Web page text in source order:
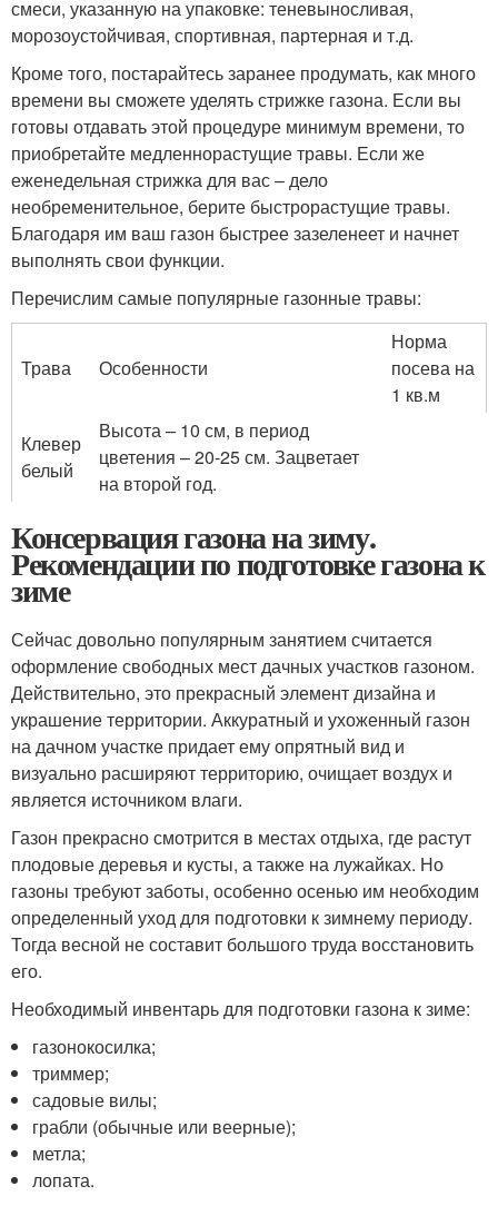
смеси, указанную на упаковке: теневыносливая,
морозоустойчивая, спортивная, партерная и т.д.
Кроме того, постарайтесь заранее продумать, как много
времени вы сможете уделять стрижке газона. Если вы
готовы отдавать этой процедуре минимум времени, то
приобретайте медленнорастущие травы. Если же
еженедельная стрижка для вас – дело
необременительное, берите быстрорастущие травы.
Благодаря им ваш газон быстрее зазеленеет и начнет
выполнять свои функции.
Перечислим самые популярные газонные травы:
Трава Особенности
Норма
посева на
1 кв.м
Клевер
белый
Высота – 10 см, в период
цветения – 20-25 см. Зацветает
на второй год.
Консервация газона на зиму.
Рекомендации по подготовке газона к
зиме
Сейчас довольно популярным занятием считается
оформление свободных мест дачных участков газоном.
Действительно, это прекрасный элемент дизайна и
украшение территории. Аккуратный и ухоженный газон
на дачном участке придает ему опрятный вид и
визуально расширяют территорию, очищает воздух и
является источником влаги.
Газон прекрасно смотрится в местах отдыха, где растут
плодовые деревья и кусты, а также на лужайках. Но
газоны требуют заботы, особенно осенью им необходим
определенный уход для подготовки к зимнему периоду.
Тогда весной не составит большого труда восстановить
его.
Необходимый инвентарь для подготовки газона к зиме:
газонокосилка;
триммер;
садовые вилы;
грабли (обычные или веерные);
метла;
лопата.